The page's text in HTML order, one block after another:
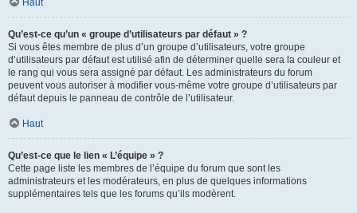
Haut
Qu’est-ce qu’un « groupe d’utilisateurs par défaut » ?
Si vous êtes membre de plus d’un groupe d’utilisateurs, votre groupe
d’utilisateurs par défaut est utilisé afin de déterminer quelle sera la couleur et
le rang qui vous sera assigné par défaut. Les administrateurs du forum
peuvent vous autoriser à modifier vous-même votre groupe d’utilisateurs par
défaut depuis le panneau de contrôle de l’utilisateur.
Haut
Qu’est-ce que le lien « L’équipe » ?
Cette page liste les membres de l’équipe du forum que sont les
administrateurs et les modérateurs, en plus de quelques informations
supplémentaires tels que les forums qu’ils modèrent.